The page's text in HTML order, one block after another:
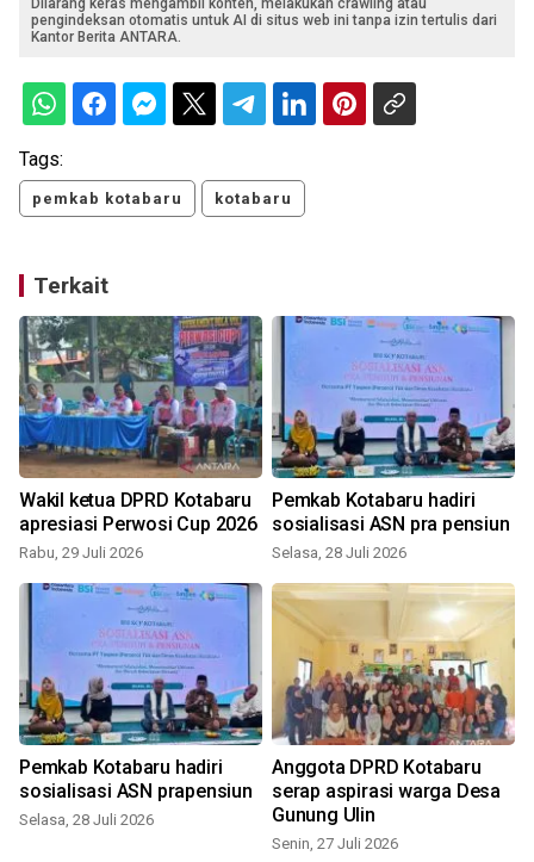
Dilarang keras mengambil konten, melakukan crawling atau
pengindeksan otomatis untuk AI di situs web ini tanpa izin tertulis dari
Kantor Berita ANTARA.
Tags:
pemkab kotabaru kotabaru
Terkait
Wakil ketua DPRD Kotabaru
apresiasi Perwosi Cup 2026
Rabu, 29 Juli 2026
Pemkab Kotabaru hadiri
sosialisasi ASN pra pensiun
Selasa, 28 Juli 2026
Pemkab Kotabaru hadiri
sosialisasi ASN prapensiun
Selasa, 28 Juli 2026
Anggota DPRD Kotabaru
serap aspirasi warga Desa
Gunung Ulin
Senin, 27 Juli 2026